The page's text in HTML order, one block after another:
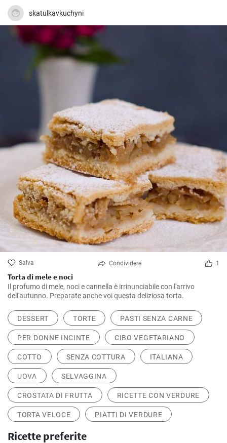
skatulkavkuchyni
Salva Condividere 1
Torta di mele e noci
Il profumo di mele, noci e cannella è irrinunciabile con l'arrivo
dell'autunno. Preparate anche voi questa deliziosa torta.
DESSERT TORTE PASTI SENZA CARNE
PER DONNE INCINTE CIBO VEGETARIANO
COTTO SENZA COTTURA ITALIANA
UOVA SELVAGGINA
CROSTATA DI FRUTTA RICETTE CON VERDURE
TORTA VELOCE PIATTI DI VERDURE
Ricette preferite